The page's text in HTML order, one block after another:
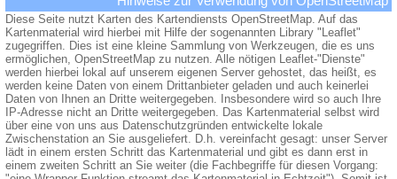
Diese Seite nutzt Karten des Kartendiensts OpenStreetMap. Auf das
Kartenmaterial wird hierbei mit Hilfe der sogenannten Library "Leaflet"
zugegriffen. Dies ist eine kleine Sammlung von Werkzeugen, die es uns
ermöglichen, OpenStreetMap zu nutzen. Alle nötigen Leaflet-"Dienste"
werden hierbei lokal auf unserem eigenen Server gehostet, das heißt, es
werden keine Daten von einem Drittanbieter geladen und auch keinerlei
Daten von Ihnen an Dritte weitergegeben. Insbesondere wird so auch Ihre
IP-Adresse nicht an Dritte weitergegeben. Das Kartenmaterial selbst wird
über eine von uns aus Datenschutzgründen entwickelte lokale
Zwischenstation an Sie ausgeliefert. D.h. vereinfacht gesagt: unser Server
lädt in einem ersten Schritt das Kartenmaterial und gibt es dann erst in
einem zweiten Schritt an Sie weiter (die Fachbegriffe für diesen Vorgang: